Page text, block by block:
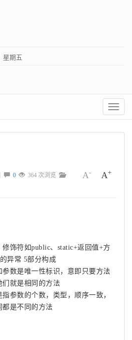
星期五
切
换
菜
A- A+
0 364 次浏览
饰符如public、static+返回值+方
异常 5部分构成
数是唯一性标识，意即只要方法
们就是相同的方法
参数的个数，类型，顺序一致，
都是不同的方法